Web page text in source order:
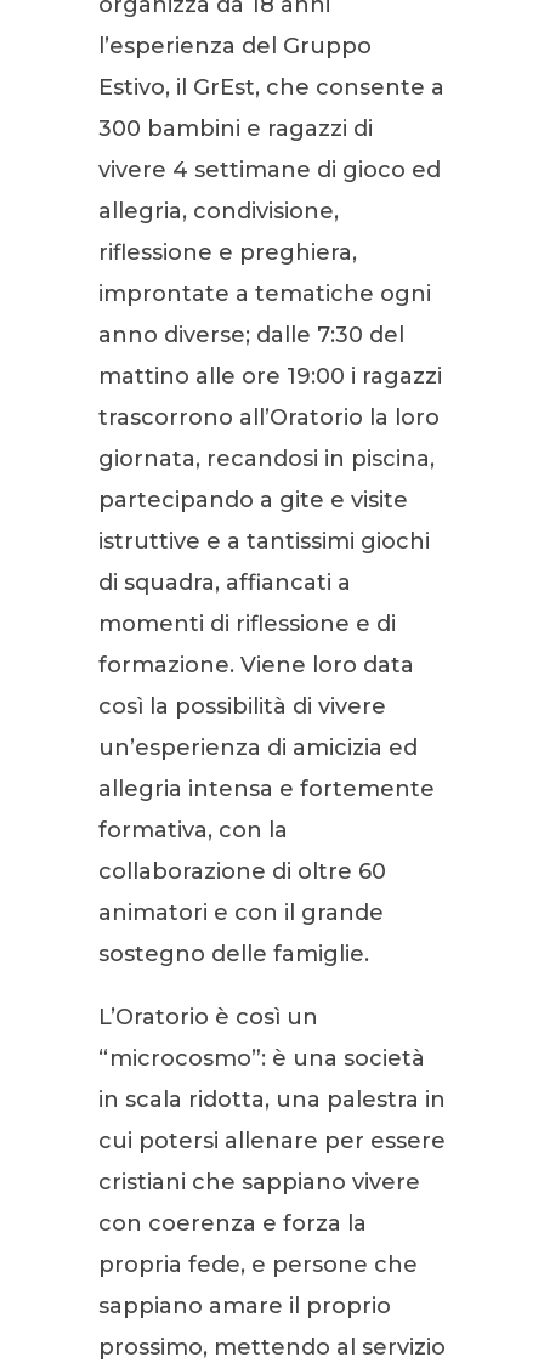
l’esperienza del Gruppo
Estivo, il GrEst, che consente a
300 bambini e ragazzi di
vivere 4 settimane di gioco ed
allegria, condivisione,
riflessione e preghiera,
improntate a tematiche ogni
anno diverse; dalle 7:30 del
mattino alle ore 19:00 i ragazzi
trascorrono all’Oratorio la loro
giornata, recandosi in piscina,
partecipando a gite e visite
istruttive e a tantissimi giochi
di squadra, affiancati a
momenti di riflessione e di
formazione. Viene loro data
così la possibilità di vivere
un’esperienza di amicizia ed
allegria intensa e fortemente
formativa, con la
collaborazione di oltre 60
animatori e con il grande
sostegno delle famiglie.
L’Oratorio è così un
“microcosmo”: è una società
in scala ridotta, una palestra in
cui potersi allenare per essere
cristiani che sappiano vivere
con coerenza e forza la
propria fede, e persone che
sappiano amare il proprio
prossimo, mettendo al servizio